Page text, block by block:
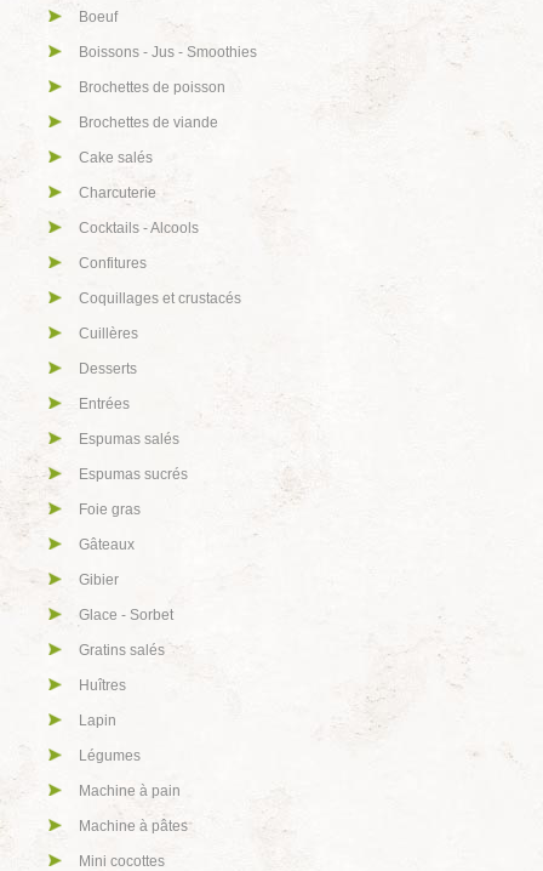
Boeuf
Boissons - Jus - Smoothies
Brochettes de poisson
Brochettes de viande
Cake salés
Charcuterie
Cocktails - Alcools
Confitures
Coquillages et crustacés
Cuillères
Desserts
Entrées
Espumas salés
Espumas sucrés
Foie gras
Gâteaux
Gibier
Glace - Sorbet
Gratins salés
Huîtres
Lapin
Légumes
Machine à pain
Machine à pâtes
Mini cocottes